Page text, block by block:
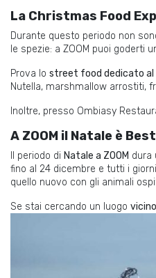
La Christmas Food
Durante questo periodo non
le spezie: a ZOOM puoi goderti
Prova lo street food dedicato al
Nutella, marshmallow arrostiti,
Inoltre, presso Ombiasy
A ZOOM il Natale è
Il periodo di Natale a ZOOM dura
fino al 24 dicembre e tutti i
quello nuovo con gli animali
Se stai cercando un luogo